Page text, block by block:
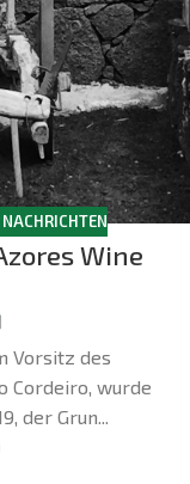
Wine
Vorsitz des
Cordeiro, wurde
der Grun...